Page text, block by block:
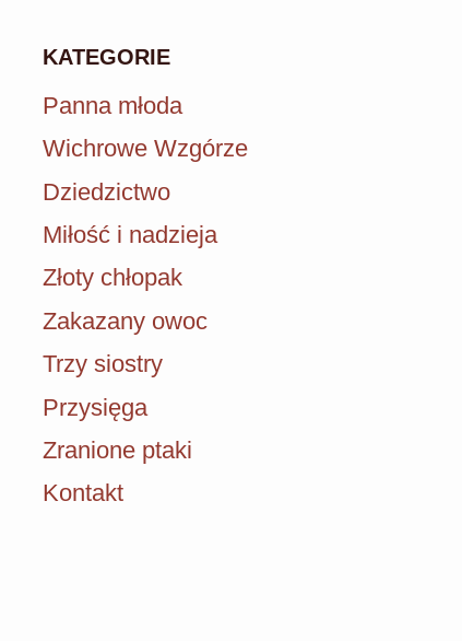
KATEGORIE
Panna młoda
Wichrowe Wzgórze
Dziedzictwo
Miłość i nadzieja
Złoty chłopak
Zakazany owoc
Trzy siostry
Przysięga
Zranione ptaki
Kontakt